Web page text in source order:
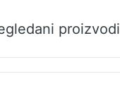
proizvodi